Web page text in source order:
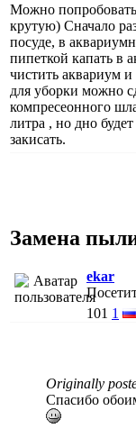
Можно
крутую) Сначало
посуде, в
пипеткой капать в
чистить аквариум
для уборки можно
компресеонного
литра , но дно
закисать.
Замена
ekar
101 1
Originally
Спасибо